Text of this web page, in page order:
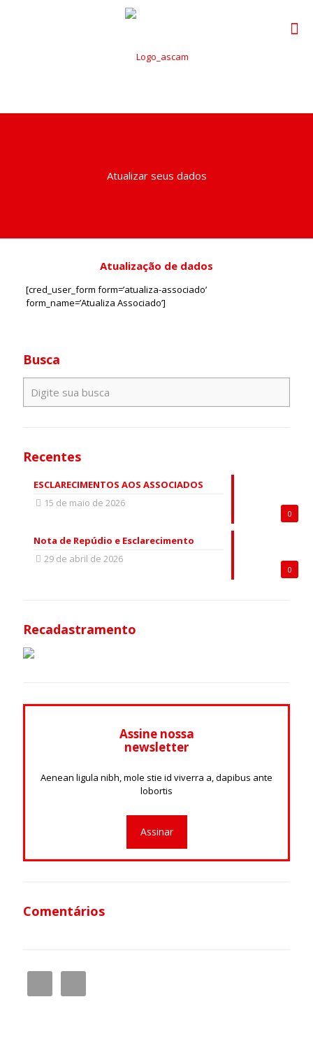
Atualizar seus dados
Atualização de dados
[cred_user_form form=’atualiza-associado’
form_name=’Atualiza Associado’]
Busca
Recentes
0
ESCLARECIMENTOS AOS ASSOCIADOS
15 de maio de 2026
0
Nota de Repúdio e Esclarecimento
29 de abril de 2026
Recadastramento
Assine nossa
newsletter
Aenean ligula nibh, mole stie id viverra a, dapibus ante
lobortis
Assinar
Comentários